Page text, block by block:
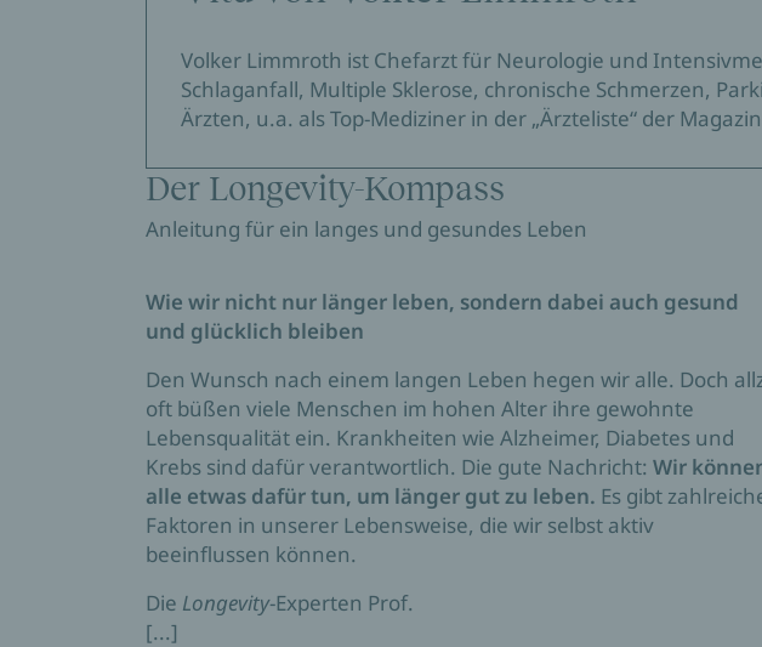
Volker Limmroth ist Chefarzt für Neurologie und
Schlaganfall, Multiple Sklerose, chronische Schmerzen,
Ärzten, u.a. als Top-Mediziner in der „Ärzteliste“ der
Der Longevity-Kompass
Anleitung für ein langes und gesundes Leben
Wie wir nicht nur länger leben, sondern dabei auch gesund
und glücklich bleiben
Den Wunsch nach einem langen Leben hegen wir alle. Doch
oft büßen viele Menschen im hohen Alter ihre gewohnte
Lebensqualität ein. Krankheiten wie Alzheimer, Diabetes und
Krebs sind dafür verantwortlich. Die gute Nachricht: Wir
alle etwas dafür tun, um länger gut zu leben. Es gibt
Faktoren in unserer Lebensweise, die wir selbst aktiv
beeinflussen können.
Die Longevity-Experten Prof.
[...]